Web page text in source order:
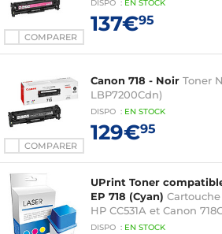
COMPARER
DISPO : EN STOCK
137€95
COMPARER
Canon 718 - Noir Toner
LBP7200Cdn)
DISPO : EN STOCK
129€95
UPrint Toner
EP 718 (Cyan)
HP CC531A et Canon
DISPO : EN STOCK